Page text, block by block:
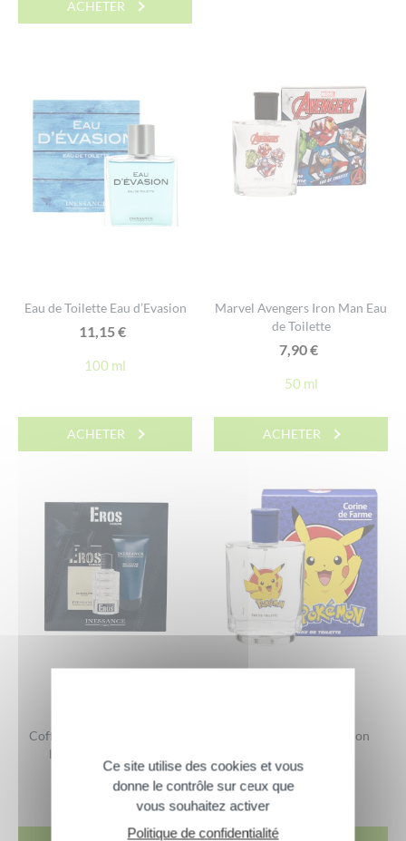
ACHETER
Eau de Toilette Eau d’Evasion
11,15€
100 ml
ACHETER
Marvel Avengers Iron Man Eau
de Toilette
7,90€
50 ml
ACHETER
Coffret Eau de toilette Eros
Legend + gel douche
13,70€
Eau de toilette Pokémon
7,90
50 ml
Ce site utilise des cookies et vous
donne le contrôle sur ceux que
vous souhaitez activer
Politique de confidentialité